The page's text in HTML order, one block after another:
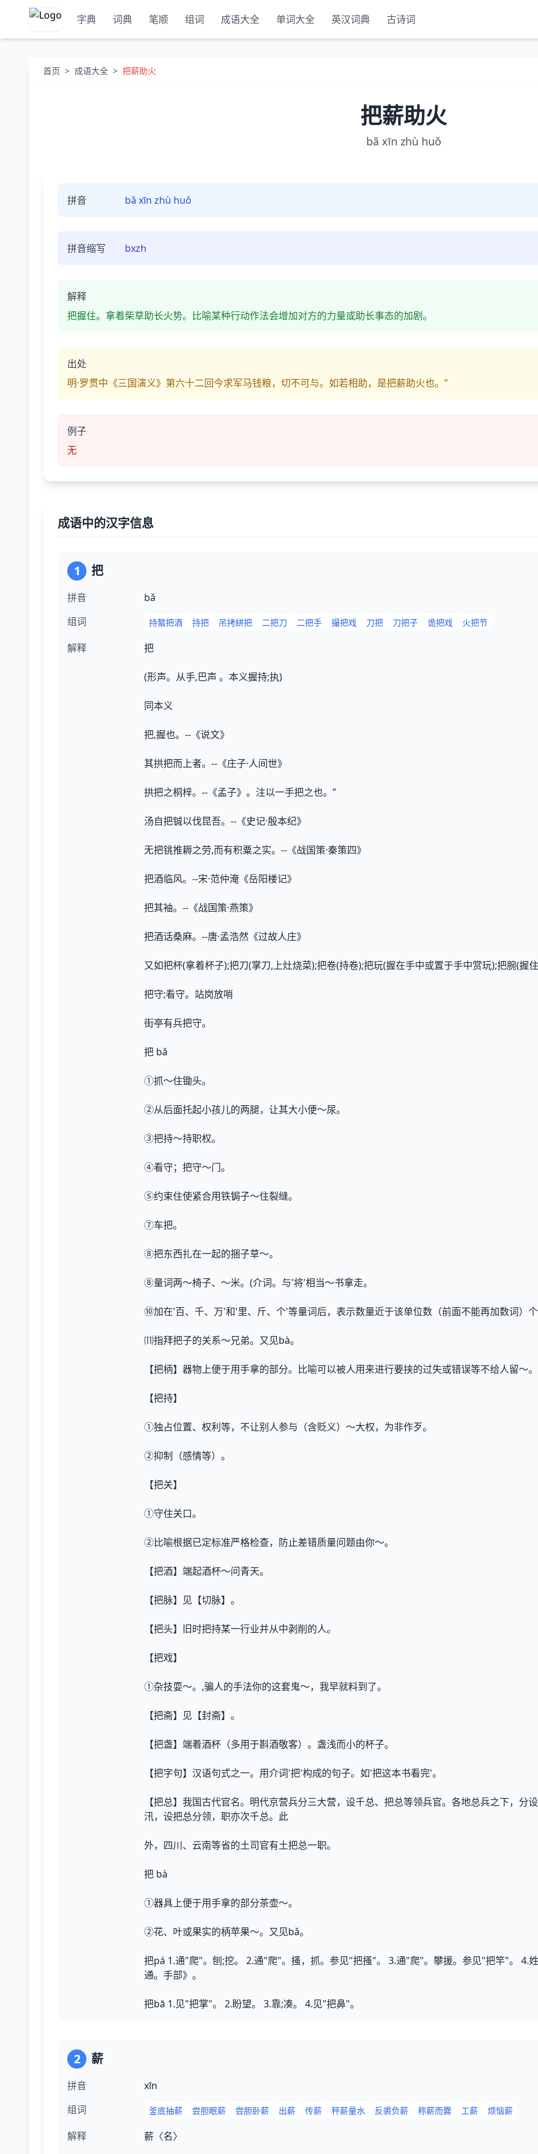
字典 词典 笔顺 组词 成语大全 单词大全 英汉词典 古诗词
首页 > 成语大全 > 把薪助火
把薪助火
bǎ xīn zhù huǒ
拼音 bǎ xīn zhù huǒ
拼音缩写 bxzh
解释
把握住。拿着柴草助长火势。比喻某种行动作法会增加对方的力量或助长事态的加剧。
出处
明·罗贯中《三国演义》第六十二回今求军马钱粮，切不可与。如若相助，是把薪助火也。”
例子
无
成语中的汉字信息
1 把
拼音
bǎ
组词
持螯把酒 持把 吊拷絣把 二把刀 二把手 撮把戏 刀把 刀把子 诡把戏 火把节
解释 把
(形声。从手,巴声 。本义握持;执)
同本义
把,握也。--《说文》
其拱把而上者。--《庄子·人间世》
拱把之桐梓。--《孟子》。注以一手把之也。”
汤自把铖以伐昆吾。--《史记·殷本纪》
无把铫推耨之劳,而有积粟之实。--《战国策·秦策四》
把酒临风。--宋·范仲淹《岳阳楼记》
把其袖。--《战国策·燕策》
把酒话桑麻。--唐·孟浩然《过故人庄》
又如把杯(拿着杯子);把刀(掌刀,上灶烧菜);把卷(持卷);把玩(握在手中或置于手中赏玩);把腕(握
把守;看守。站岗放哨
街亭有兵把守。
把 bǎ
①抓～住锄头。
②从后面托起小孩儿的两腿，让其大小便～尿。
③把持～持职权。
④看守；把守～门。
⑤约束住使紧合用铁锔子～住裂缝。
⑦车把。
⑧把东西扎在一起的捆子草～。
⑧量词两～椅子、～米。(介词。与'将'相当～书拿走。
⑩加在'百、千、万'和'里、斤、个'等量词后，表示数量近于该单位数（前面不能再加数词）
⑾指拜把子的关系～兄弟。又见bà。
【把柄】器物上便于用手拿的部分。比喻可以被人用来进行要挟的过失或错误等不给人留～。
【把持】
①独占位置、权利等，不让别人参与（含贬义）～大权，为非作歹。
②抑制（感情等）。
【把关】
①守住关口。
②比喻根据已定标准严格检查，防止差错质量问题由你～。
【把酒】端起酒杯～问青天。
【把脉】见【切脉】。
【把头】旧时把持某一行业并从中剥削的人。
【把戏】
①杂技耍～。,骗人的手法你的这套鬼～，我早就料到了。
【把斋】见【封斋】。
【把盏】端着酒杯（多用于斟酒敬客）。盏浅而小的杯子。
【把字句】汉语句式之一。用介词'把'构成的句子。如'把这本书看完'。
【把总】我国古代官名。明代京营兵分三大营，设千总、把总等领兵官。各地总兵之下，分
汛，设把总分领，职亦次千总。此
外，四川、云南等省的土司官有土把总一职。
把 bà
①器具上便于用手拿的部分茶壶～。
②花、叶或果实的柄苹果～。又见bǎ。
把pá 1.通"爬"。刨;挖。 2.通"爬"。搔，抓。参见"把搔"。 3.通"爬"。攀援。参见"把竿"。 4.
通。手部》。
把bā 1.见"把掌"。 2.盼望。 3.靠;凑。 4.见"把鼻"。
2 薪
拼音
xīn
组词
釜底抽薪 尝胆眠薪 尝胆卧薪 出薪 传薪 秤薪量水 反裘负薪 称薪而爨 工薪 烦恼薪
解释 薪〈名〉